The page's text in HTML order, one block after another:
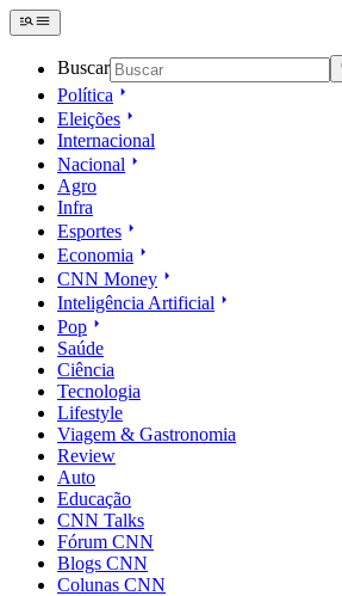
Buscar
Política
Eleições
Internacional
Nacional
Agro
Infra
Esportes
Economia
CNN Money
Inteligência Artificial
Pop
Saúde
Ciência
Tecnologia
Lifestyle
Viagem & Gastronomia
Review
Auto
Educação
CNN Talks
Fórum CNN
Blogs CNN
Colunas CNN